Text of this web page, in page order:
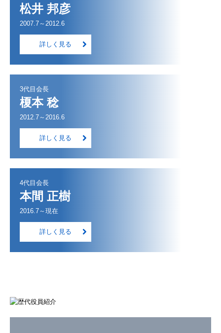
松井 邦彦
2007.7～2012.6
詳しく見る
3代目会長
榎本 稔
2012.7～2016.6
詳しく見る
4代目会長
本間 正樹
2016.7～現在
詳しく見る